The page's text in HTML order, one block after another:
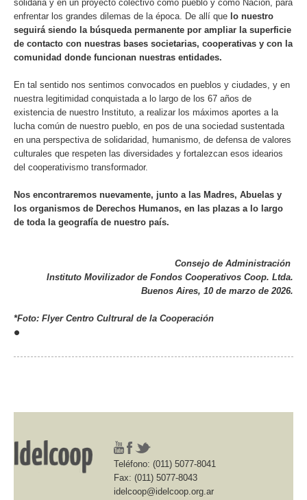
solidaria y en un proyecto colectivo como pueblo y como Nación, para
enfrentar los grandes dilemas de la época. De allí que lo nuestro
seguirá siendo la búsqueda permanente por ampliar la superficie
de contacto con nuestras bases societarias, cooperativas y con la
comunidad donde funcionan nuestras entidades.
En tal sentido nos sentimos convocados en pueblos y ciudades, y en
nuestra legitimidad conquistada a lo largo de los 67 años de
existencia de nuestro Instituto, a realizar los máximos aportes a la
lucha común de nuestro pueblo, en pos de una sociedad sustentada
en una perspectiva de solidaridad, humanismo, de defensa de valores
culturales que respeten las diversidades y fortalezcan esos idearios
del cooperativismo transformador.
Nos encontraremos nuevamente, junto a las Madres, Abuelas y
los organismos de Derechos Humanos, en las plazas a lo largo
de toda la geografía de nuestro país.
Consejo de Administración
Instituto Movilizador de Fondos Cooperativos Coop. Ltda.
Buenos Aires, 10 de marzo de 2026.
*Foto: Flyer Centro Cultrural de la Cooperación
•
Teléfono: (011) 5077-8041
Fax: (011) 5077-8043
idelcoop@idelcoop.org.ar